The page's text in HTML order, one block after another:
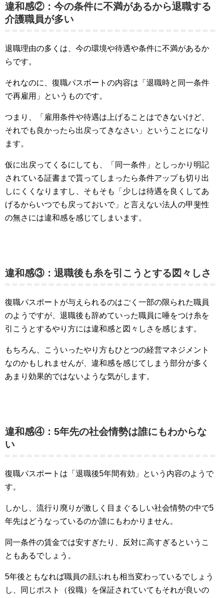
違和感②：今の条件に不満があるから退職する
介護職員が多い
退職理由の多くは、今の環境や待遇や条件に不満があるか
らです。
それなのに、復職パスポートの内容は「退職時と同一条件
で再雇用」というものです。
つまり、「雇用条件や待遇は上げることはできないけど、
それでも良かったら出戻ってきなさい」ということになり
ます。
仮に出戻ってくるにしても、「同一条件」としっかり明記
されている証書まで貰ってしまったら条件アップも切り出
しにくくなりますし、そもそも「少しは待遇を良くしてあ
げるからいつでも戻っておいで」と言えない法人の甲斐性
の無さには違和感を感じてしまいます。
違和感③：退職後も糸を引こうとする図々しさ
復職パスポートが与えられるのはごく一部の限られた職員
のようですが、退職後も辞めていった職員に唾をつけ糸を
引こうとするやり方には違和感と図々しさを感じます。
もちろん、こういったやり方もひとつの経営マネジメント
なのかもしれませんが、違和感を感じてしまう部分が多く
あまり効果的ではないような気がします。
違和感④：5年先の社会情勢は誰にもわからな
い
復職パスポートは「退職後5年間有効」という内容のようで
す。
しかし、流行り廃りが激しく目まぐるしい社会情勢の中で5
年先はどうなっているのか誰にもわかりません。
同一条件の賃金では安すぎたり、反対に高すぎるというこ
ともあるでしょう。
5年後ともなれば職員の顔ぶれも相当変わっているでしょう
し、同じポスト（役職）を保証されていてもそれが良いの